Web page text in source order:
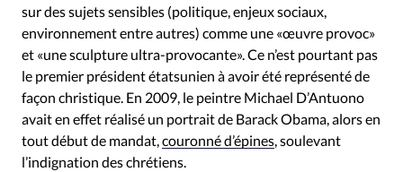
sur des sujets sensibles (politique, enjeux sociaux,
environnement entre autres) comme une «œuvre provoc»
et «une sculpture ultra-provocante». Ce n’est pourtant pas
le premier président étatsunien à avoir été représenté de
façon christique. En 2009, le peintre Michael D’Antuono
avait en effet réalisé un portrait de Barack Obama, alors en
tout début de mandat,couronné d’épines, soulevant
l’indignation des chrétiens.